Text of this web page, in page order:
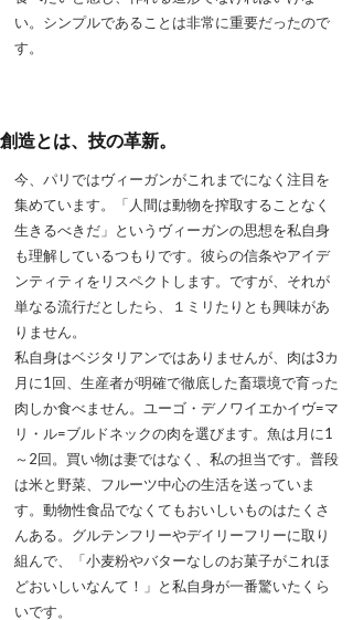
い。シンプルであることは非常に重要だったので
す。
創造とは、技の革新。
今、パリではヴィーガンがこれまでになく注目を
集めています。「人間は動物を搾取することなく
生きるべきだ」というヴィーガンの思想を私自身
も理解しているつもりです。彼らの信条やアイデ
ンティティをリスペクトします。ですが、それが
単なる流行だとしたら、１ミリたりとも興味があ
りません。
私自身はベジタリアンではありませんが、肉は3カ
月に1回、生産者が明確で徹底した畜環境で育った
肉しか食べません。ユーゴ・デノワイエかイヴ=マ
リ・ル=ブルドネックの肉を選びます。魚は月に1
～2回。買い物は妻ではなく、私の担当です。普段
は米と野菜、フルーツ中心の生活を送っていま
す。動物性食品でなくてもおいしいものはたくさ
んある。グルテンフリーやデイリーフリーに取り
組んで、「小麦粉やバターなしのお菓子がこれほ
どおいしいなんて！」と私自身が一番驚いたくら
いです。